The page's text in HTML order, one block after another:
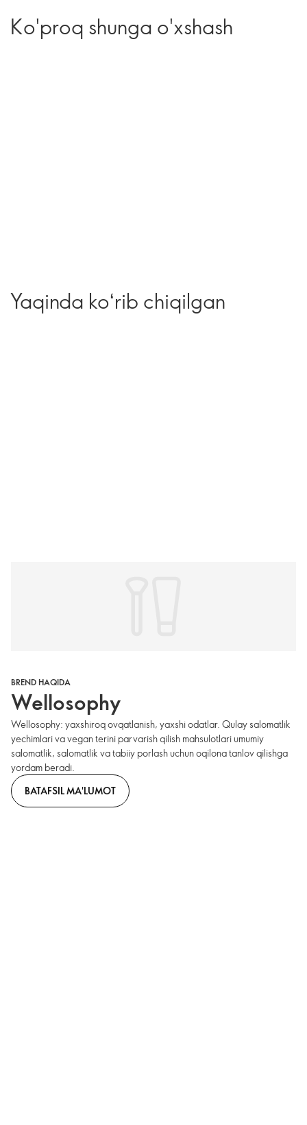
Ko'proq shunga o'xshash
Yaqinda koʻrib chiqilgan
BREND HAQIDA
Wellosophy
Wellosophy: yaxshiroq ovqatlanish, yaxshi odatlar. Qulay salomatlik
yechimlari va vegan terini parvarish qilish mahsulotlari umumiy
salomatlik, salomatlik va tabiiy porlash uchun oqilona tanlov qilishga
yordam beradi.
BATAFSIL MA'LUMOT